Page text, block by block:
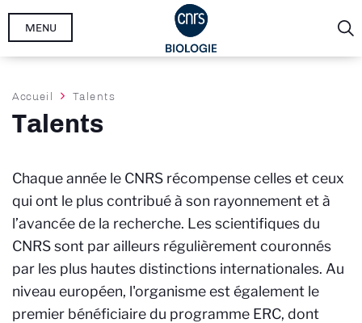
Aller
MENU
Fil
d'Ariane
Accueil Talents
Talents
Chaque année le CNRS récompense celles et ceux
qui ont le plus contribué à son rayonnement et à
l’avancée de la recherche. Les scientifiques du
CNRS sont par ailleurs régulièrement couronnés
par les plus hautes distinctions internationales. Au
niveau européen, l'organisme est également le
premier bénéficiaire du programme ERC, dont